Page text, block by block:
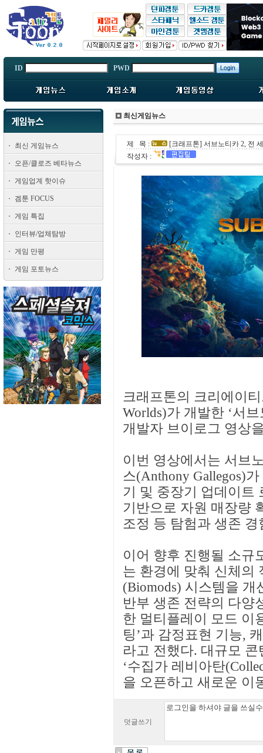
ID PWD
최신 게임뉴스
오픈/클로즈 베타뉴스
게임업계 핫이슈
겜툰 FOCUS
게임 특집
인터뷰/업체탐방
게임 만평
게임 포토뉴스
최신게임뉴스
제 목 :
[크래프톤] 서브노티카 2, 전
작성자 :
크래프톤의 크리에이
Worlds)가 개발한 ‘서
개발자 브이로그 영상
이번 영상에서는 서브
스(Anthony Gallegos)
기 및 중장기 업데이트
기반으로 자원 매장량
조정 등 탐험과 생존
이어 향후 진행될 소규
는 환경에 맞춰 신체의
(Biomods) 시스템을
반부 생존 전략의 다양
한 멀티플레이 모드 이
팅’과 감정표현 기능,
라고 전했다. 대규모
‘수집가 레비아탄
을 오픈하고 새로운 이
덧글쓰기